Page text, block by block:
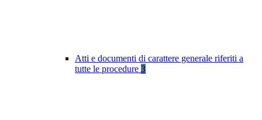
Atti e documenti di carattere generale riferiti a
tutte le procedure 3